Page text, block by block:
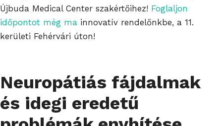
Újbuda Medical Center szakértőihez! Foglaljon
időpontot még ma innovatív rendelőnkbe, a 11.
kerületi Fehérvári úton!
Neuropátiás fájdalmak
és idegi eredetű